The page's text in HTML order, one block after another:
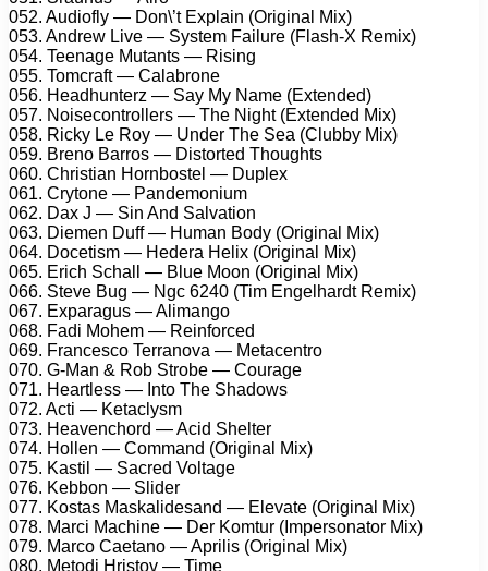
052. Audiofly — Don\’t Explain (Original Mix)
053. Andrew Live — System Failure (Flash-X Remix)
054. Teenage Mutants — Rising
055. Tomcraft — Calabrone
056. Headhunterz — Say My Name (Extended)
057. Noisecontrollers — The Night (Extended Mix)
058. Ricky Le Roy — Under The Sea (Clubby Mix)
059. Breno Barros — Distorted Thoughts
060. Christian Hornbostel — Duplex
061. Crytone — Pandemonium
062. Dax J — Sin And Salvation
063. Diemen Duff — Human Body (Original Mix)
064. Docetism — Hedera Helix (Original Mix)
065. Erich Schall — Blue Moon (Original Mix)
066. Steve Bug — Ngc 6240 (Tim Engelhardt Remix)
067. Exparagus — Alimango
068. Fadi Mohem — Reinforced
069. Francesco Terranova — Metacentro
070. G-Man & Rob Strobe — Courage
071. Heartless — Into The Shadows
072. Acti — Ketaclysm
073. Heavenchord — Acid Shelter
074. Hollen — Command (Original Mix)
075. Kastil — Sacred Voltage
076. Kebbon — Slider
077. Kostas Maskalidesand — Elevate (Original Mix)
078. Marci Machine — Der Komtur (Impersonator Mix)
079. Marco Caetano — Aprilis (Original Mix)
080. Metodi Hristov — Time